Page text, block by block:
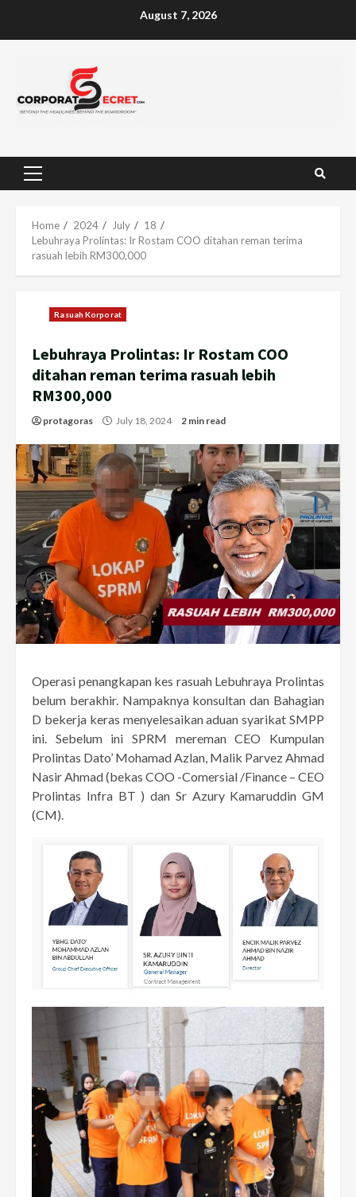
August 7, 2026
Primary
Home 2024 July
18
Lebuhraya Prolintas: Ir Rostam COO ditahan reman terima
rasuah lebih RM300,000
Rasuah Korporat
Lebuhraya Prolintas: Ir Rostam COO
ditahan reman terima rasuah lebih
RM300,000
protagoras July 18, 2024 2 min read
Operasi penangkapan kes rasuah Lebuhraya Prolintas
belum berakhir. Nampaknya konsultan dan Bahagian
D bekerja keras menyelesaikan aduan syarikat SMPP
ini. Sebelum ini SPRM mereman CEO Kumpulan
Prolintas Dato’ Mohamad Azlan, Malik Parvez Ahmad
Nasir Ahmad (bekas COO -Comersial /Finance – CEO
Prolintas Infra BT ) dan Sr Azury Kamaruddin GM
(CM).